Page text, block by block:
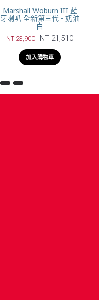
Marshall Woburn III 藍
牙喇叭 全新第三代 - 奶油
白
NT 23,900 NT 21,510
加入購物車